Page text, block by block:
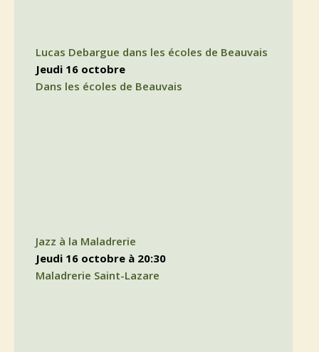
Lucas Debargue dans les écoles de Beauvais
jeudi 16 octobre
Dans les écoles de Beauvais
Jazz à la Maladrerie
jeudi 16 octobre à 20:30
Maladrerie Saint-Lazare